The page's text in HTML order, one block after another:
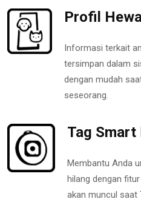
Profil
Informasi terkait
tersimpan dalam
dengan mudah
seseorang.
Tag Smart
Membantu Anda
hilang dengan
akan muncul saat